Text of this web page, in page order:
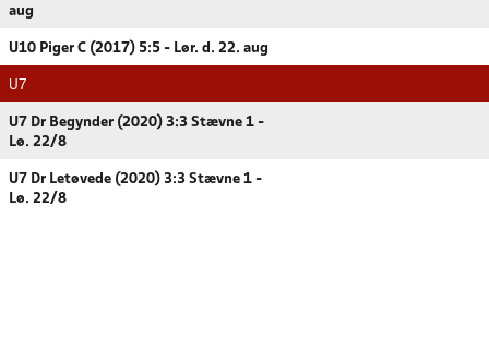
aug
U10 Piger C (2017) 5:5 - Lør. d. 22. aug
U7
U7 Dr Begynder (2020) 3:3 Stævne 1 -
Lø. 22/8
U7 Dr Letøvede (2020) 3:3 Stævne 1 -
Lø. 22/8